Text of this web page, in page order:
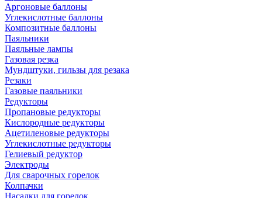
Аргоновые баллоны
Углекислотные баллоны
Композитные баллоны
Паяльники
Паяльные лампы
Газовая резка
Мундштуки, гильзы для резака
Резаки
Газовые паяльники
Редукторы
Пропановые редукторы
Кислородные редукторы
Ацетиленовые редукторы
Углекислотные редукторы
Гелиевый редуктор
Электроды
Для сварочных горелок
Колпачки
Насадки для горелок